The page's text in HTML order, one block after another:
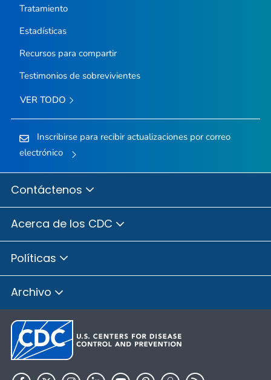
Tratamiento
Estadísticas
Recursos para compartir
Testimonios de sobrevivientes
VER TODO
Inscribirse para recibir actualizaciones por correo
electrónico
Contáctenos
Acerca de los CDC
Políticas
Archivo